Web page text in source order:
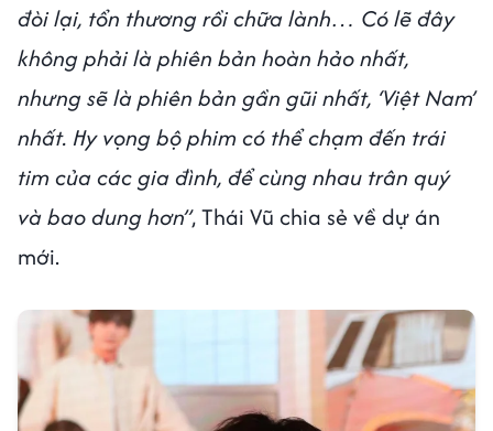
đòi lại, tổn thương rồi chữa lành… Có lẽ đây
không phải là phiên bản hoàn hảo nhất,
nhưng sẽ là phiên bản gần gũi nhất, ‘Việt Nam’
nhất. Hy vọng bộ phim có thể chạm đến trái
tim của các gia đình, để cùng nhau trân quý
và bao dung hơn”, Thái Vũ chia sẻ về dự án
mới.